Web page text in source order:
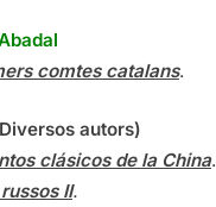
comtes catalans.
autors)
clásicos de la China.
II.